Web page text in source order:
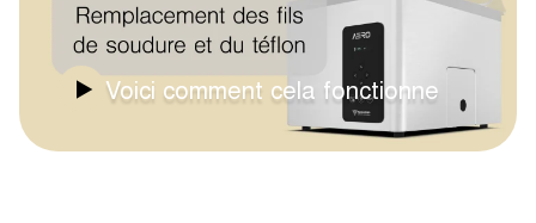
Voici comment cela fonctionne